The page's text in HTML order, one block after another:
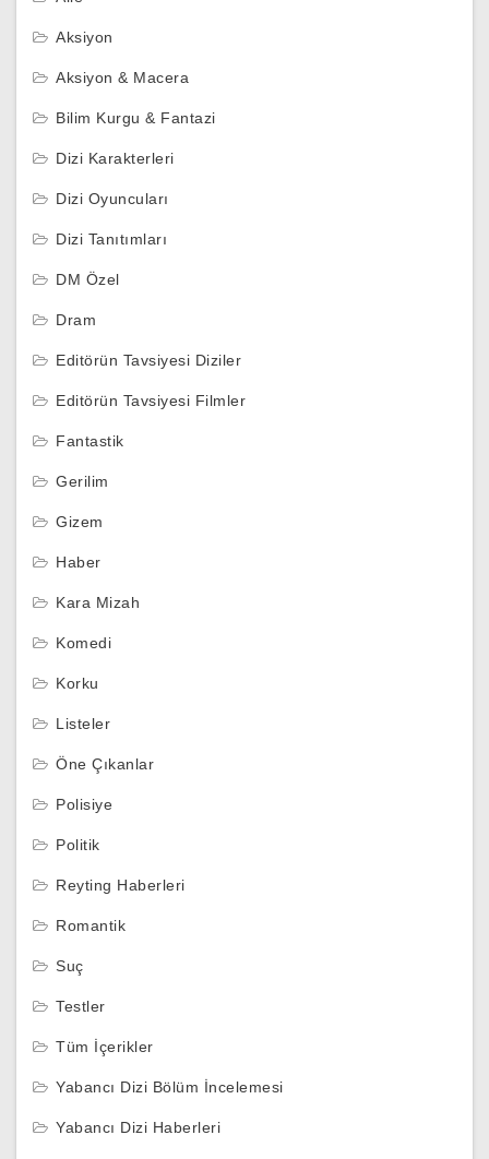
Aksiyon
Aksiyon & Macera
Bilim Kurgu & Fantazi
Dizi Karakterleri
Dizi Oyuncuları
Dizi Tanıtımları
DM Özel
Dram
Editörün Tavsiyesi Diziler
Editörün Tavsiyesi Filmler
Fantastik
Gerilim
Gizem
Haber
Kara Mizah
Komedi
Korku
Listeler
Öne Çıkanlar
Polisiye
Politik
Reyting Haberleri
Romantik
Suç
Testler
Tüm İçerikler
Yabancı Dizi Bölüm İncelemesi
Yabancı Dizi Haberleri